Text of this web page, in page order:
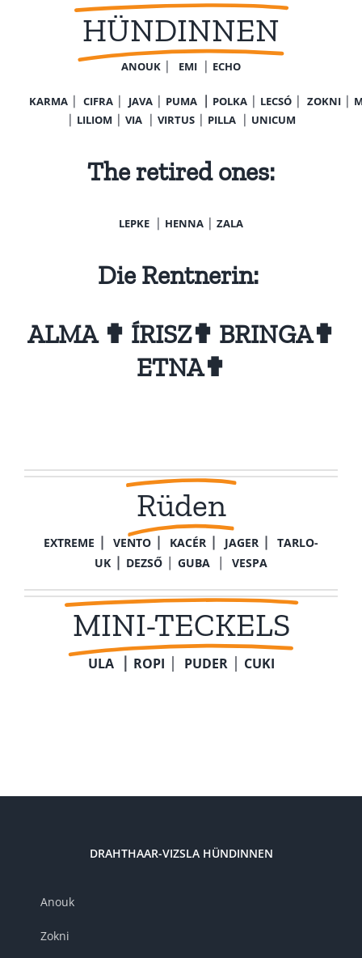
HÜNDINNEN
ANOUK EMI ECHO
KARMA⎪ CIFRA⎪ JAVA⎪ PUMA POLKA⎪ LECSÓ⎪ ZOKNI⎪
LILIOM VIA VIRTUS PILLA UNICUM
The retired ones:
LEPKE HENNA ZALA
Die Rentnerin:
ALMA✟ ÍRISZ✟ BRINGA✟
ETNA✟
Rüden
EXTREME VENTO KACÉR JAGER
TARLO-
UK
DEZSŐ GUBA VESPA
MINI-TECKELS
ULA⎪ ROPI PUDER⎪ CUKI
DRAHTHAAR-VIZSLA HÜNDINNEN
Anouk
Zokni